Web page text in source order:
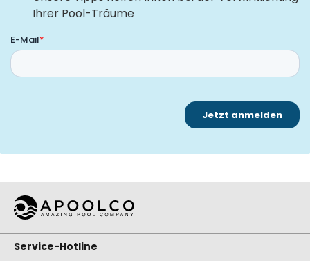
Ihrer Pool-Träume
Service-Hotline